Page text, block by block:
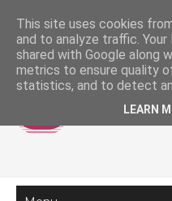
This site uses cookies
and to analyze traffic.
shared with Google along
metrics to ensure quality
statistics, and to detect
LEARN